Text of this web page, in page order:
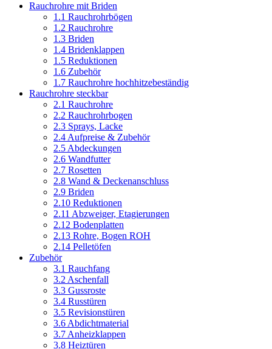
Rauchrohre mit Briden
1.1 Rauchrohrbögen
1.2 Rauchrohre
1.3 Briden
1.4 Bridenklappen
1.5 Reduktionen
1.6 Zubehör
1.7 Rauchrohre hochhitzebeständig
Rauchrohre steckbar
2.1 Rauchrohre
2.2 Rauchrohrbogen
2.3 Sprays, Lacke
2.4 Aufpreise & Zubehör
2.5 Abdeckungen
2.6 Wandfutter
2.7 Rosetten
2.8 Wand & Deckenanschluss
2.9 Briden
2.10 Reduktionen
2.11 Abzweiger, Etagierungen
2.12 Bodenplatten
2.13 Rohre, Bogen ROH
2.14 Pelletöfen
Zubehör
3.1 Rauchfang
3.2 Aschenfall
3.3 Gussroste
3.4 Russtüren
3.5 Revisionstüren
3.6 Abdichtmaterial
3.7 Anheizklappen
3.8 Heiztüren